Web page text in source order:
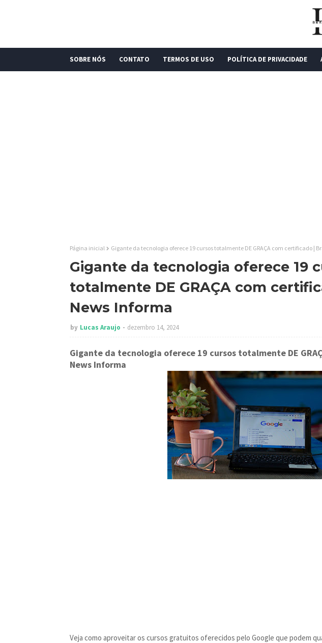
SOBRE NÓS CONTATO TERMOS DE USO POLÍTICA DE PRIVACIDADE
Página inicial Gigante da tecnologia oferece 19 cursos totalmente DE GRAÇA com certificado |
Gigante da tecnologia oferece 19
totalmente DE GRAÇA com
News Informa
by Lucas Araujo dezembro 14, 2024
Gigante da tecnologia oferece 19 cursos totalmente DE
News Informa
Veja como aproveitar os cursos gratuitos oferecidos pelo Google que podem